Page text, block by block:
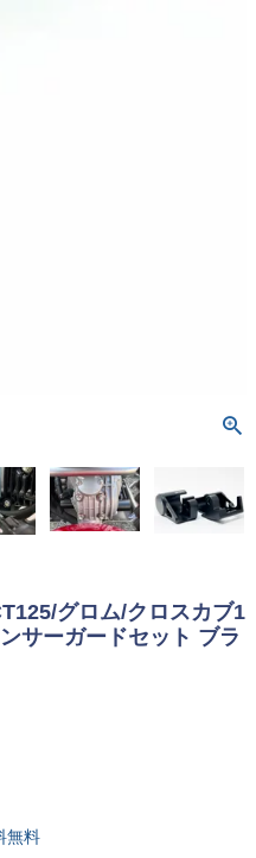
グロム/クロスカブ1
サーガードセット ブラ
無料